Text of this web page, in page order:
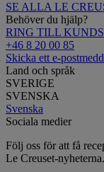
SE ALLA LE
Behöver du hjälp?
RING TILL
+46 8 20 00 85
Skicka ett e-
Land och språk
SVERIGE
SVENSKA
Svenska
Sociala medier
Följ oss för att få
Le Creuset-nyheterna.